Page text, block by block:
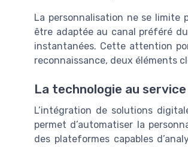
La personnalisation ne se limite
être adaptée au canal préféré du
instantanées. Cette attention
reconnaissance, deux éléments
La technologie au
L’intégration de solutions
permet d’automatiser la
des plateformes capables